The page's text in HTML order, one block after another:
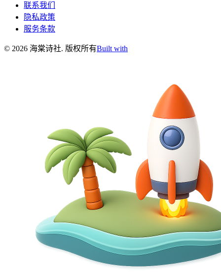
联系我们
隐私政策
服务条款
© 2026 海棠诗社. 版权所有Built with